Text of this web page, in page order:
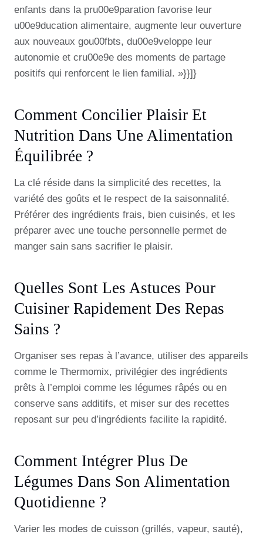
enfants dans la pru00e9paration favorise leur
u00e9ducation alimentaire, augmente leur ouverture
aux nouveaux gou00fbts, du00e9veloppe leur
autonomie et cru00e9e des moments de partage
positifs qui renforcent le lien familial. »}}]}
Comment Concilier Plaisir Et
Nutrition Dans Une Alimentation
Équilibrée ?
La clé réside dans la simplicité des recettes, la
variété des goûts et le respect de la saisonnalité.
Préférer des ingrédients frais, bien cuisinés, et les
préparer avec une touche personnelle permet de
manger sain sans sacrifier le plaisir.
Quelles Sont Les Astuces Pour
Cuisiner Rapidement Des Repas
Sains ?
Organiser ses repas à l’avance, utiliser des appareils
comme le Thermomix, privilégier des ingrédients
prêts à l’emploi comme les légumes râpés ou en
conserve sans additifs, et miser sur des recettes
reposant sur peu d’ingrédients facilite la rapidité.
Comment Intégrer Plus De
Légumes Dans Son Alimentation
Quotidienne ?
Varier les modes de cuisson (grillés, vapeur, sauté),